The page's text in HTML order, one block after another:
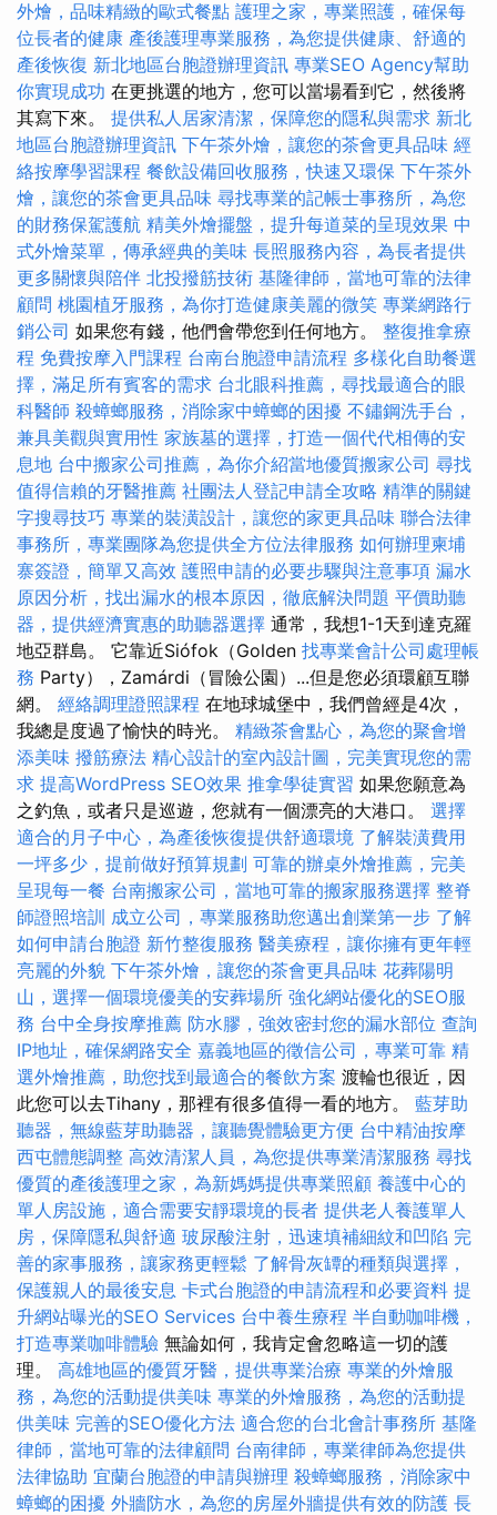
外燴，品味精緻的歐式餐點 護理之家，專業照護，確保每
位長者的健康 產後護理專業服務，為您提供健康、舒適的
產後恢復 新北地區台胞證辦理資訊 專業SEO Agency幫助
你實現成功 在更挑選的地方，您可以當場看到它，然後將
其寫下來。 提供私人居家清潔，保障您的隱私與需求 新北
地區台胞證辦理資訊 下午茶外燴，讓您的茶會更具品味 經
絡按摩學習課程 餐飲設備回收服務，快速又環保 下午茶外
燴，讓您的茶會更具品味 尋找專業的記帳士事務所，為您
的財務保駕護航 精美外燴擺盤，提升每道菜的呈現效果 中
式外燴菜單，傳承經典的美味 長照服務內容，為長者提供
更多關懷與陪伴 北投撥筋技術 基隆律師，當地可靠的法律
顧問 桃園植牙服務，為你打造健康美麗的微笑 專業網路行
銷公司 如果您有錢，他們會帶您到任何地方。 整復推拿療
程 免費按摩入門課程 台南台胞證申請流程 多樣化自助餐選
擇，滿足所有賓客的需求 台北眼科推薦，尋找最適合的眼
科醫師 殺蟑螂服務，消除家中蟑螂的困擾 不鏽鋼洗手台，
兼具美觀與實用性 家族墓的選擇，打造一個代代相傳的安
息地 台中搬家公司推薦，為你介紹當地優質搬家公司 尋找
值得信賴的牙醫推薦 社團法人登記申請全攻略 精準的關鍵
字搜尋技巧 專業的裝潢設計，讓您的家更具品味 聯合法律
事務所，專業團隊為您提供全方位法律服務 如何辦理柬埔
寨簽證，簡單又高效 護照申請的必要步驟與注意事項 漏水
原因分析，找出漏水的根本原因，徹底解決問題 平價助聽
器，提供經濟實惠的助聽器選擇 通常，我想1-1天到達克羅
地亞群島。 它靠近Siófok（Golden 找專業會計公司處理帳
務 Party），Zamárdi（冒險公園）...但是您必須環顧互聯
網。 經絡調理證照課程 在地球城堡中，我們曾經是4次，
我總是度過了愉快的時光。 精緻茶會點心，為您的聚會增
添美味 撥筋療法 精心設計的室內設計圖，完美實現您的需
求 提高WordPress SEO效果 推拿學徒實習 如果您願意為
之釣魚，或者只是巡遊，您就有一個漂亮的大港口。 選擇
適合的月子中心，為產後恢復提供舒適環境 了解裝潢費用
一坪多少，提前做好預算規劃 可靠的辦桌外燴推薦，完美
呈現每一餐 台南搬家公司，當地可靠的搬家服務選擇 整脊
師證照培訓 成立公司，專業服務助您邁出創業第一步 了解
如何申請台胞證 新竹整復服務 醫美療程，讓你擁有更年輕
亮麗的外貌 下午茶外燴，讓您的茶會更具品味 花葬陽明
山，選擇一個環境優美的安葬場所 強化網站優化的SEO服
務 台中全身按摩推薦 防水膠，強效密封您的漏水部位 查詢
IP地址，確保網路安全 嘉義地區的徵信公司，專業可靠 精
選外燴推薦，助您找到最適合的餐飲方案 渡輪也很近，因
此您可以去Tihany，那裡有很多值得一看的地方。 藍芽助
聽器，無線藍芽助聽器，讓聽覺體驗更方便 台中精油按摩
西屯體態調整 高效清潔人員，為您提供專業清潔服務 尋找
優質的產後護理之家，為新媽媽提供專業照顧 養護中心的
單人房設施，適合需要安靜環境的長者 提供老人養護單人
房，保障隱私與舒適 玻尿酸注射，迅速填補細紋和凹陷 完
善的家事服務，讓家務更輕鬆 了解骨灰罈的種類與選擇，
保護親人的最後安息 卡式台胞證的申請流程和必要資料 提
升網站曝光的SEO Services 台中養生療程 半自動咖啡機，
打造專業咖啡體驗 無論如何，我肯定會忽略這一切的護
理。 高雄地區的優質牙醫，提供專業治療 專業的外燴服
務，為您的活動提供美味 專業的外燴服務，為您的活動提
供美味 完善的SEO優化方法 適合您的台北會計事務所 基隆
律師，當地可靠的法律顧問 台南律師，專業律師為您提供
法律協助 宜蘭台胞證的申請與辦理 殺蟑螂服務，消除家中
蟑螂的困擾 外牆防水，為您的房屋外牆提供有效的防護 長